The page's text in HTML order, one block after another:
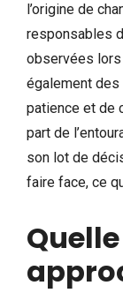
l’origine de
responsables
observées lors
également des
patience et de
part de
son lot de
faire face, ce